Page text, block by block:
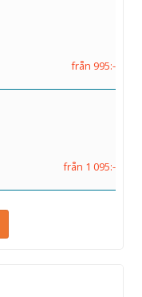
från 995:-
från 1 095:-